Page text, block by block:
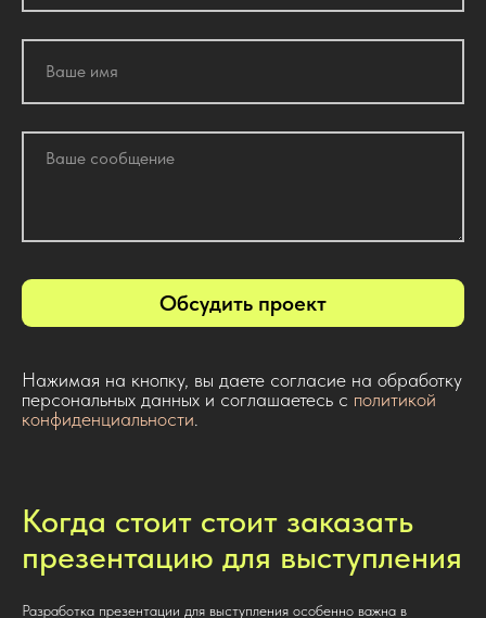
Обсудить проект
Нажимая на кнопку, вы даете согласие на обработку
персональных данных и соглашаетесь c политикой
конфиденциальности
Когда стоит стоит заказать
презентацию для выступления
Разработка презентации для выступления особенно важна в